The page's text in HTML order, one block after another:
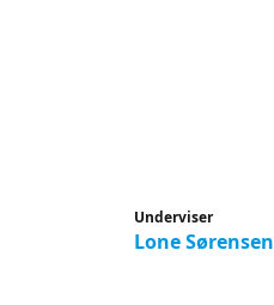
Underviser
Lone Sørensen